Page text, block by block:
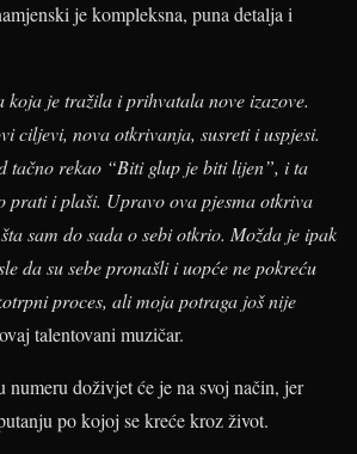
je kompleksna, puna detalja i
koja je tražila i prihvatala nove izazove.
ciljevi, nova otkrivanja, susreti i uspjesi.
tačno rekao “Biti glup je biti lijen”, i ta
prati i plaši. Upravo ova pjesma otkriva
sam do sada o sebi otkrio. Možda je ipak
da su sebe pronašli i uopće ne pokreću
proces, ali moja potraga još nije
talentovani muzičar.
numeru doživjet će je na svoj način, jer
po kojoj se kreće kroz život.